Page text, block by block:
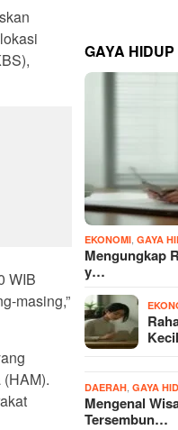
WIB
masing,”
GAYA HIDUP
EKONOMI ,GAYA
Mengungkap
y…
DAERAH ,GAYA
Mengenal
Tersembun…